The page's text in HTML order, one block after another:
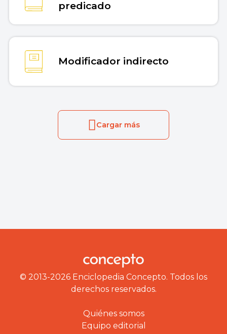
predicado
Modificador indirecto
Cargar más
© 2013-2026 Enciclopedia Concepto. Todos los
derechos reservados.
Quiénes somos
Equipo editorial